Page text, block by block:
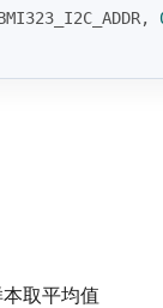
取平均值